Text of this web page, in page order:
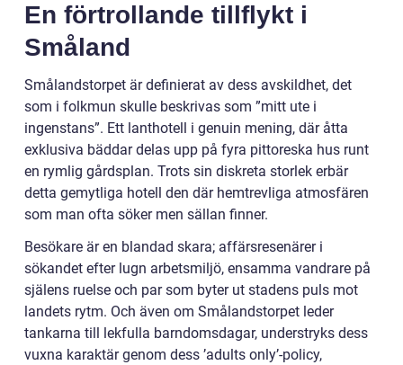
En förtrollande tillflykt i
Småland
Smålandstorpet är definierat av dess avskildhet, det
som i folkmun skulle beskrivas som ”mitt ute i
ingenstans”. Ett lanthotell i genuin mening, där åtta
exklusiva bäddar delas upp på fyra pittoreska hus runt
en rymlig gårdsplan. Trots sin diskreta storlek erbär
detta gemytliga hotell den där hemtrevliga atmosfären
som man ofta söker men sällan finner.
Besökare är en blandad skara; affärsresenärer i
sökandet efter lugn arbetsmiljö, ensamma vandrare på
själens ruelse och par som byter ut stadens puls mot
landets rytm. Och även om Smålandstorpet leder
tankarna till lekfulla barndomsdagar, understryks dess
vuxna karaktär genom dess ’adults only’-policy,